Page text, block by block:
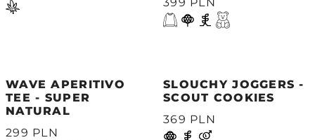
WAVE APERITIVO
TEE - SUPER
NATURAL
299 PLN
SLOUCHY JOGGERS -
SCOUT COOKIES
369 PLN